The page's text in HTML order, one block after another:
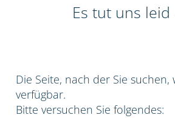
Es tut uns
Die Seite, nach der Sie
verfügbar.
Bitte versuchen Sie folgendes: